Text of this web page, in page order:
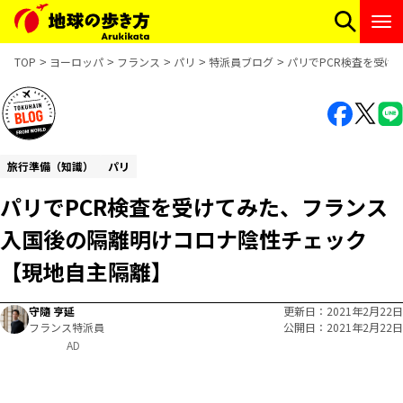
TOP ヨーロッパ フランス パリ 特派員ブログ パリでPCR検査を受け
旅行準備（知識） パリ
パリでPCR検査を受けてみた、フランス
入国後の隔離明けコロナ陰性チェック
【現地自主隔離】
守隨 亨延
フランス特派員
更新日
2021年2月22日
公開日
2021年2月22日
AD